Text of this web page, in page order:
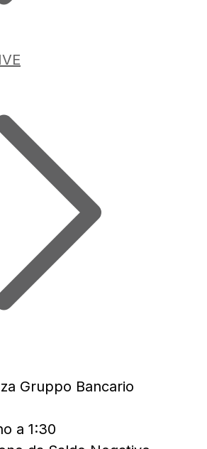
Gruppo Bancario
a 1:30